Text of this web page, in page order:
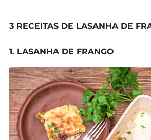
3 RECEITAS DE LASANHA DE
1. LASANHA DE FRANGO